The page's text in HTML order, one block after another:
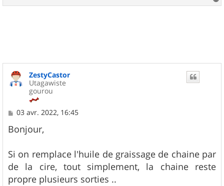
a
ZestyCastor
Utagawiste
gourou
M
s
s
g
e
03 avr. 2022, 16:45
Bonjour,
Si on remplace l'huile de graissage de chaine par
de la cire, tout simplement, la chaine reste
propre plusieurs sorties ..